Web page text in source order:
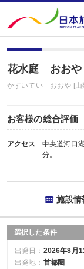
花水庭 おおや
かすいてい おおや [山
お客様の総合評
アクセス
中央道河口
分。
施設情
選択した条件
出発日： 2026年8月
出発地： 首都圏